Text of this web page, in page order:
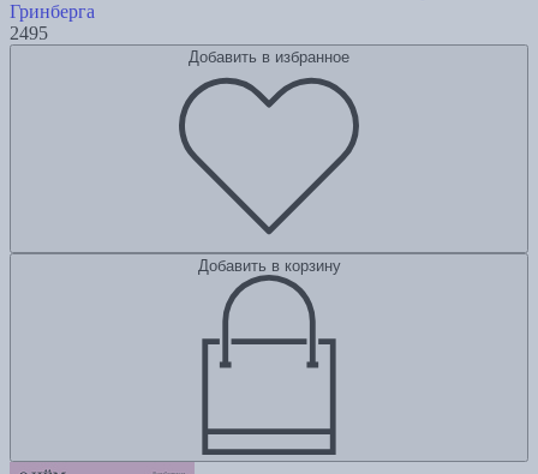
Гринберга
2495
Добавить в избранное
Добавить в корзину